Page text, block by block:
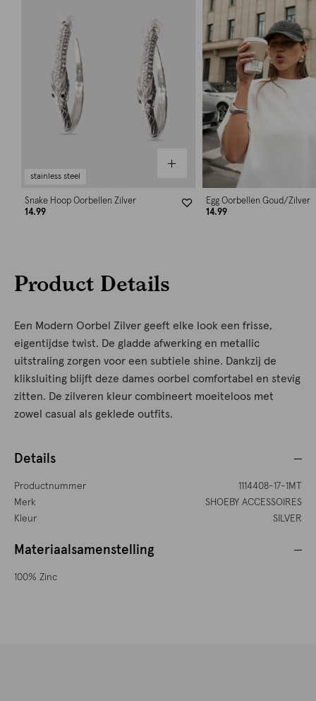
stainless steel
Snake Hoop Oorbellen Zilver
14.99
Egg Oorbellen Goud/Zilver
14.99
Product Details
Een Modern Oorbel Zilver geeft elke look een frisse,
eigentijdse twist. De gladde afwerking en metallic
uitstraling zorgen voor een subtiele shine. Dankzij de
kliksluiting blijft deze dames oorbel comfortabel en stevig
zitten. De zilveren kleur combineert moeiteloos met
zowel casual als geklede outfits.
Details
Productnummer
1114408-17-1MT
Merk
SHOEBY ACCESSOIRES
Kleur
SILVER
Materiaalsamenstelling
100% Zinc